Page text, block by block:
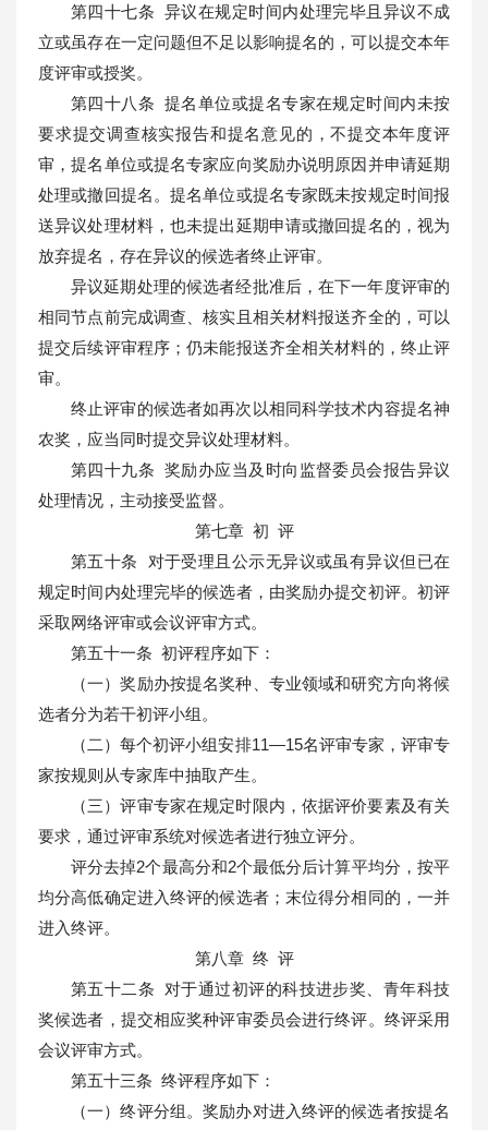
第四十七条 异议在规定时间内处理完毕且异议不成
立或虽存在一定问题但不足以影响提名的，可以提交本年
度评审或授奖。
第四十八条 提名单位或提名专家在规定时间内未按
要求提交调查核实报告和提名意见的，不提交本年度评
审，提名单位或提名专家应向奖励办说明原因并申请延期
处理或撤回提名。提名单位或提名专家既未按规定时间报
送异议处理材料，也未提出延期申请或撤回提名的，视为
放弃提名，存在异议的候选者终止评审。
异议延期处理的候选者经批准后，在下一年度评审的
相同节点前完成调查、核实且相关材料报送齐全的，可以
提交后续评审程序；仍未能报送齐全相关材料的，终止评
审。
终止评审的候选者如再次以相同科学技术内容提名神
农奖，应当同时提交异议处理材料。
第四十九条 奖励办应当及时向监督委员会报告异议
处理情况，主动接受监督。
第七章 初 评
第五十条 对于受理且公示无异议或虽有异议但已在
规定时间内处理完毕的候选者，由奖励办提交初评。初评
采取网络评审或会议评审方式。
第五十一条 初评程序如下：
（一）奖励办按提名奖种、专业领域和研究方向将候
选者分为若干初评小组。
（二）每个初评小组安排11—15名评审专家，评审专
家按规则从专家库中抽取产生。
（三）评审专家在规定时限内，依据评价要素及有关
要求，通过评审系统对候选者进行独立评分。
评分去掉2个最高分和2个最低分后计算平均分，按平
均分高低确定进入终评的候选者；末位得分相同的，一并
进入终评。
第八章 终 评
第五十二条 对于通过初评的科技进步奖、青年科技
奖候选者，提交相应奖种评审委员会进行终评。终评采用
会议评审方式。
第五十三条 终评程序如下：
（一）终评分组。奖励办对进入终评的候选者按提名